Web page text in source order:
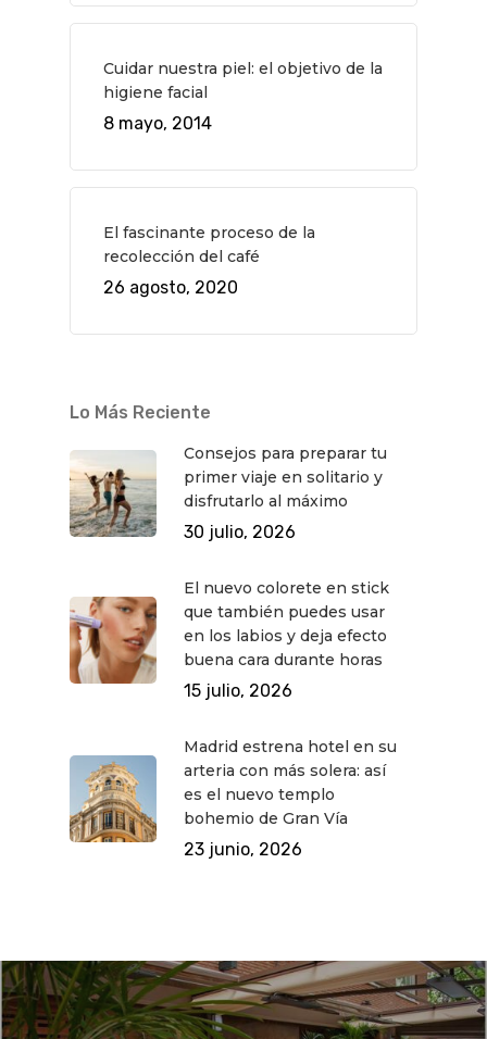
Cuidar nuestra piel: el objetivo de la
higiene facial
8 mayo, 2014
El fascinante proceso de la
recolección del café
26 agosto, 2020
Lo Más Reciente
Consejos para preparar tu
primer viaje en solitario y
disfrutarlo al máximo
30 julio, 2026
El nuevo colorete en stick
que también puedes usar
en los labios y deja efecto
buena cara durante horas
15 julio, 2026
Madrid estrena hotel en su
arteria con más solera: así
es el nuevo templo
bohemio de Gran Vía
23 junio, 2026